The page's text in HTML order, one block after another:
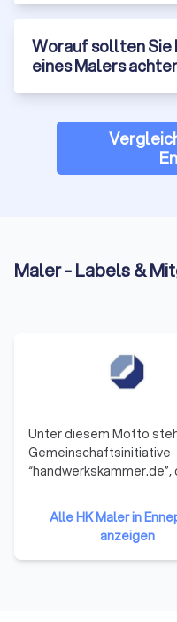
Worauf sollten Sie
eines Malers
Maler - Labels &
Unter diesem Motto
Gemeinschaftsinitiative
“handwerkskammer.de”,
angehören. Sie
damit das gesamte
der Bundesrepublik
Die Mitglieder haben
Alle HK Maler in
anzeigen